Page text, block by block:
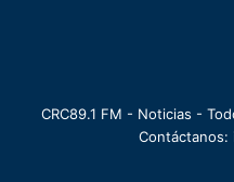
CRC89.1 FM - Noticias -
Contáctanos: